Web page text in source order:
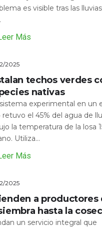
es visible tras las
Más
2025
techos verdes
nativas
experimental en un
retuvo el 45% del agua de
la temperatura de la losa
Utiliza...
Más
2025
a productores
hasta la
un servicio integral que